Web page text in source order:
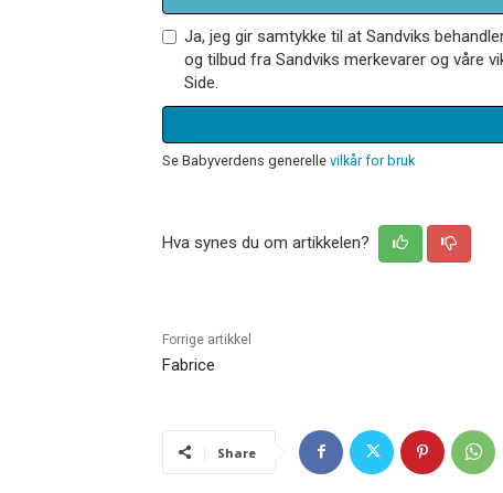
Ja, jeg gir samtykke til at Sandviks
og tilbud fra Sandviks merkevarer og våre
Side.
Se Babyverdens generelle vilkår for bruk
Hva synes du om artikkelen?
Forrige artikkel
Fabrice
Share